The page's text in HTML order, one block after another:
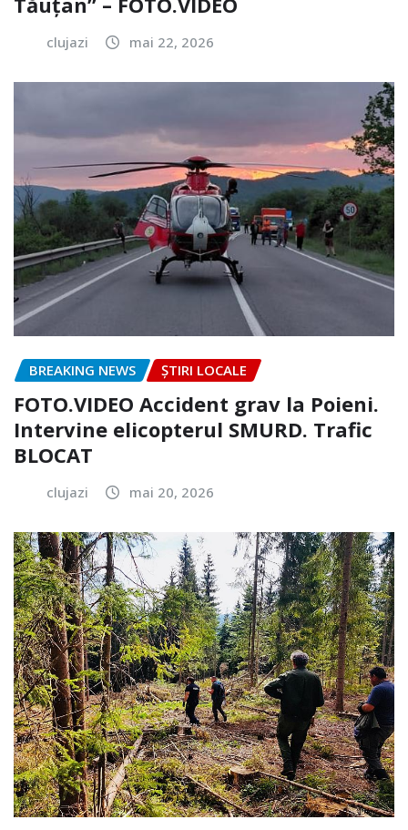
clujazi mai 22, 2026
BREAKING NEWS ȘTIRI LOCALE
FOTO.VIDEO Accident grav la Poieni.
Intervine elicopterul SMURD. Trafic
BLOCAT
clujazi mai 20, 2026